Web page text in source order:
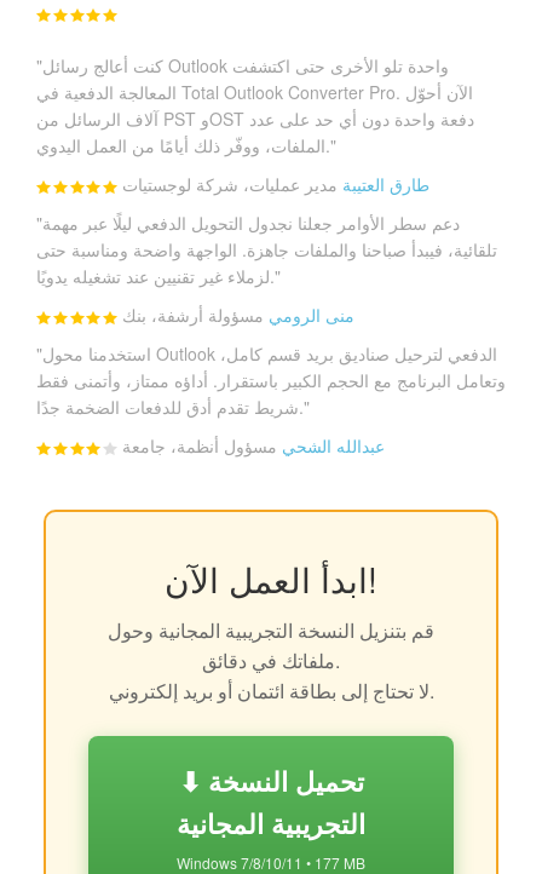
"كنت أعالج رسائل Outlook واحدة تلو الأخرى حتى اكتشفت
المعالجة الدفعية في Total Outlook Converter Pro. الآن أحوّل
آلاف الرسائل من PST وOST دفعة واحدة دون أي حد على عدد
الملفات، ووفّر ذلك أيامًا من العمل اليدوي."
طارق العتيبة مدير عمليات، شركة لوجستيات
"دعم سطر الأوامر جعلنا نجدول التحويل الدفعي ليلًا عبر مهمة
تلقائية، فيبدأ صباحنا والملفات جاهزة. الواجهة واضحة ومناسبة حتى
لزملاء غير تقنيين عند تشغيله يدويًا."
منى الرومي مسؤولة أرشفة، بنك
"استخدمنا محول Outlook الدفعي لترحيل صناديق بريد قسم كامل،
وتعامل البرنامج مع الحجم الكبير باستقرار. أداؤه ممتاز، وأتمنى فقط
شريط تقدم أدق للدفعات الضخمة جدًا."
عبدالله الشحي مسؤول أنظمة، جامعة
ابدأ العمل الآن!
قم بتنزيل النسخة التجريبية المجانية وحول
ملفاتك في دقائق.
لا تحتاج إلى بطاقة ائتمان أو بريد إلكتروني.
⬇ تحميل النسخة
التجريبية المجانية
Windows 7/8/10/11 • 177 MB